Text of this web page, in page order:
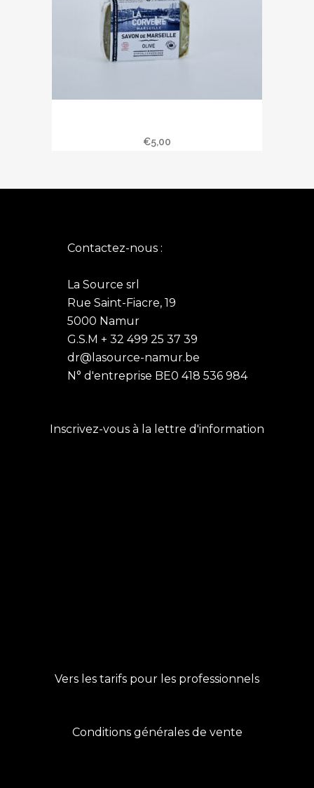
€5,00
Contactez-nous :
La Source srl
Rue Saint-Fiacre, 19
5000 Namur
G.S.M + 32 499 25 37 39
dr@lasource-namur.be
N° d'entreprise BE0 418 536 984
Inscrivez-vous à la lettre d'information
Vers les tarifs pour les professionnels
Conditions générales de vente